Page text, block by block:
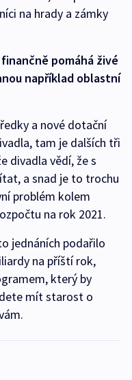
na hrady a zámky
pomáhá živé
například oblastní
a nové dotační
tam je dalších tři
divadla vědí, že s
a snad je to trochu
problém kolem
na rok 2021.
jednáních podařilo
na příští rok,
který by
mít starost o